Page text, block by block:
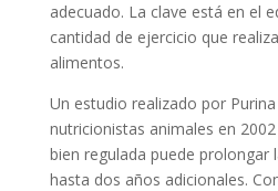
adecuado. La clave está en el
cantidad de ejercicio que
alimentos.
Un estudio realizado por
nutricionistas animales en
bien regulada puede prolongar
hasta dos años adicionales.